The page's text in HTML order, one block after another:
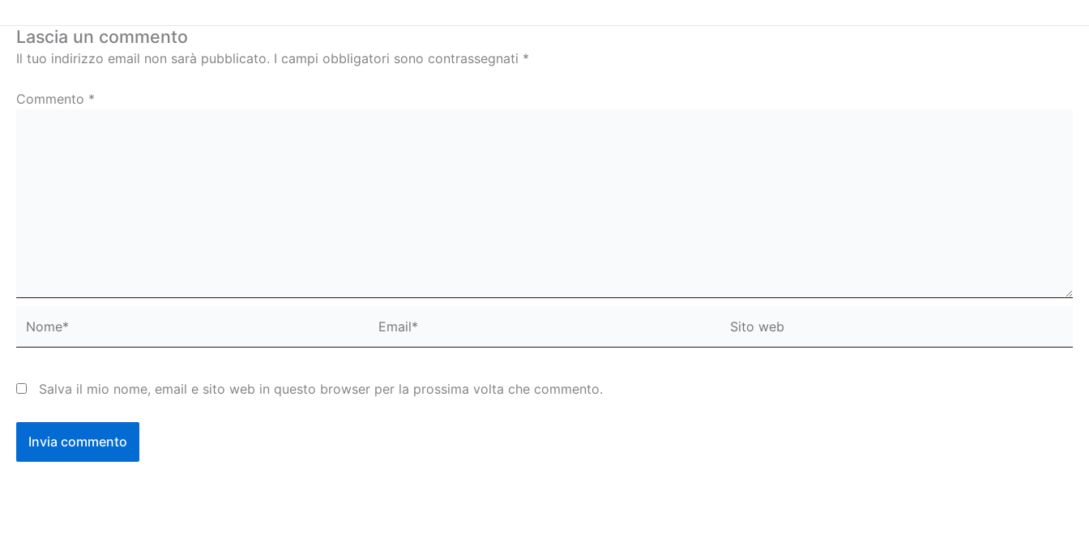
Lascia un commento
Il tuo indirizzo email non sarà pubblicato. I campi obbligatori sono contrassegnati *
Commento *
Salva il mio nome, email e sito web in questo browser per la prossima volta che commento.